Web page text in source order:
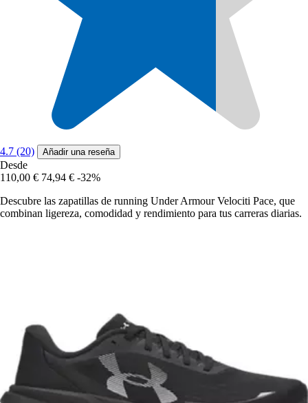
4.7 (20) Añadir una reseña
Desde
110,00 € 74,94 € -32%
Descubre las zapatillas de running Under Armour Velociti Pace, que
combinan ligereza, comodidad y rendimiento para tus carreras diarias.